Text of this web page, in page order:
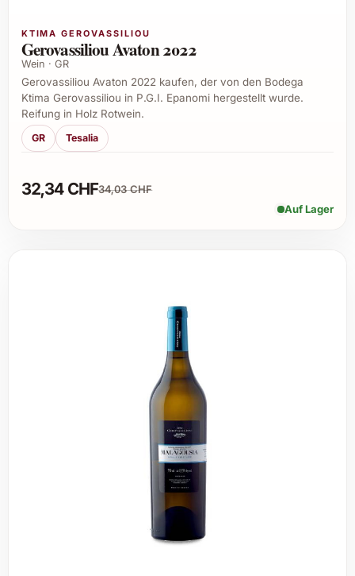
KTIMA GEROVASSILIOU
Gerovassiliou Avaton 2022
Wein · GR
Gerovassiliou Avaton 2022 kaufen, der von den Bodega
Ktima Gerovassiliou in P.G.I. Epanomi hergestellt wurde.
Reifung in Holz Rotwein.
GR Tesalia
32,34 CHF34,03 CHF
Auf Lager